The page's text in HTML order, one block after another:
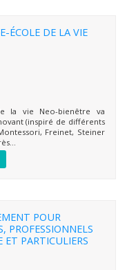
ÉCOLE DE LA VIE
la vie Neo-bienêtre va
(inspiré de différents
Freinet, Steiner
POUR
PROFESSIONNELS
ET PARTICULIERS